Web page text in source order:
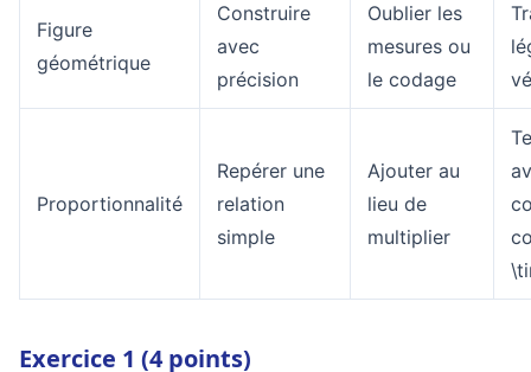
Figure
géométrique
Construire
avec
précision
Oublier les
mesures ou
le codage
Proportionnalité
Repérer une
relation
simple
Ajouter au
lieu de
multiplier
Exercice 1 (4 points)